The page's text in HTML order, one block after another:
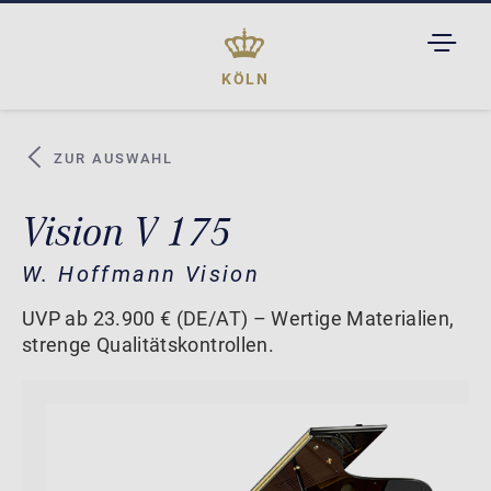
KÖLN
ZUR AUSWAHL
Vision V 175
W. Hoffmann Vision
UVP ab 23.900 € (DE/AT) – Wertige Materialien,
strenge Qualitätskontrollen.